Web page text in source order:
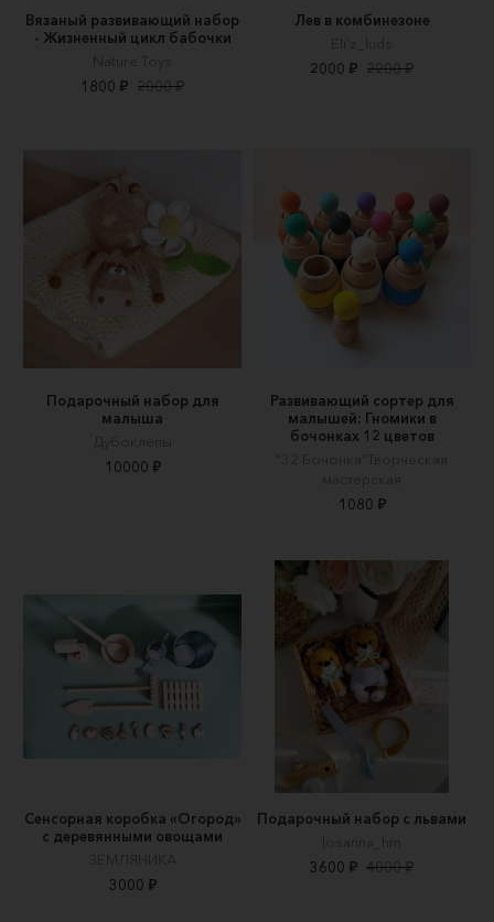
Вязаный развивающий набор
- Жизненный цикл бабочки
Nature Toys
1800 ₽ 2000 ₽
Лев в комбинезоне
Eli’z_kids
2000 ₽ 2200 ₽
Подарочный набор для
малыша
Дубоклёпы
10000 ₽
Развивающий сортер для
малышей: Гномики в
бочонках 12 цветов
"32 Бочонка"Творческая
мастерская
1080 ₽
Сенсорная коробка «Огород»
с деревянными овощами
ЗЕМЛЯНИКА
3000 ₽
Подарочный набор с львами
losanna_hm
3600 ₽ 4000 ₽